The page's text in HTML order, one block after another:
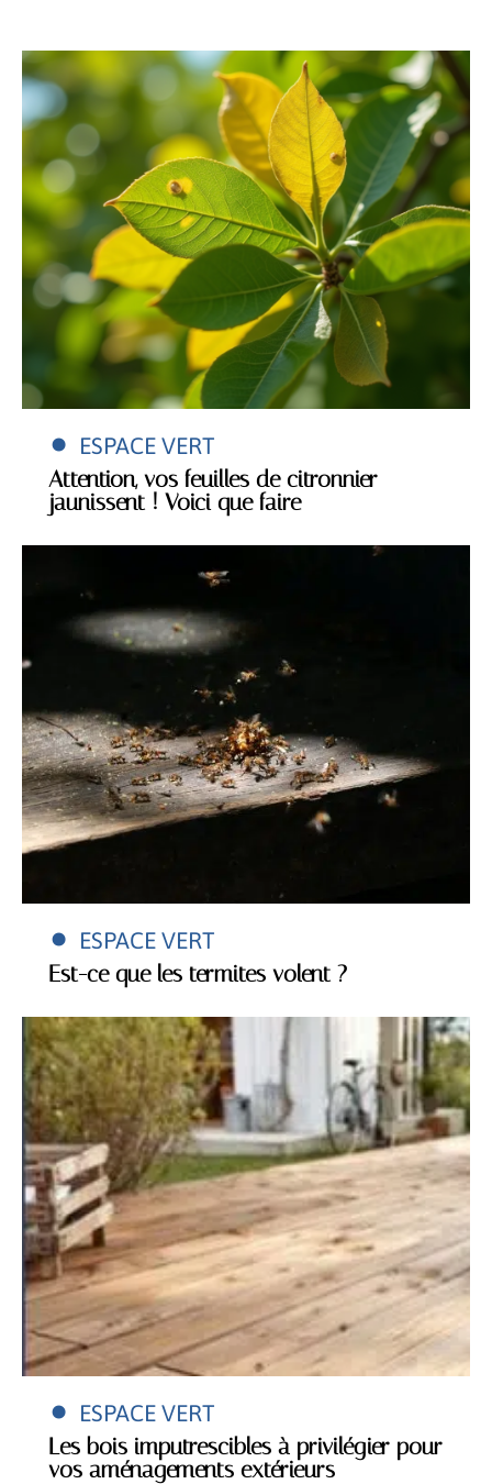
ESPACE VERT
Attention, vos feuilles de citronnier
jaunissent ! Voici que faire
ESPACE VERT
Est-ce que les termites volent ?
ESPACE VERT
Les bois imputrescibles à privilégier pour
vos aménagements extérieurs